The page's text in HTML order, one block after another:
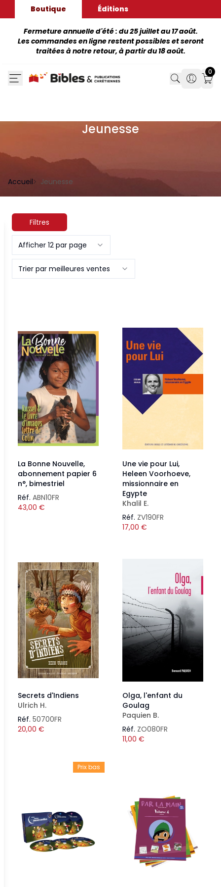
Boutique Éditions
Fermeture annuelle d'été : du 25 juillet au 17 août.
Les commandes en ligne restent possibles et seront
traitées à notre retour, à partir du 18 août.
Search
Search
0
Jeunesse
Accueil Jeunesse
Filtres
Afficher 12 par page
Trier par meilleures ventes
La Bonne Nouvelle,
abonnement papier 6
n°, bimestriel
Réf. ABN10FR
43,00 €
Une vie pour Lui,
Heleen Voorhoeve,
missionnaire en
Egypte
Khalil E.
Réf. ZV190FR
17,00 €
Secrets d'Indiens
Ulrich H.
Réf. 50700FR
20,00 €
Olga, l'enfant du
Goulag
Paquien B.
Réf. ZO080FR
11,00 €
Prix bas